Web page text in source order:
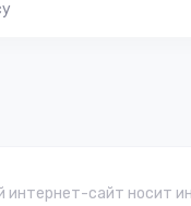
интернет-сайт носит